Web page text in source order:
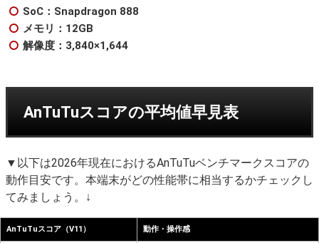
SoC：Snapdragon 888
メモリ：12GB
解像度：3,840×1,644
AnTuTuスコアの平均値早見表
▼以下は2026年現在におけるAnTuTuベンチマークスコアの
動作目安です。本端末がどの性能帯に相当するかチェックし
てみましょう。↓
AnTuTuスコア（V11） 動作・操作感